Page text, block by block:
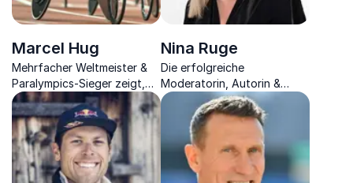
Marcel Hug
Mehrfacher Weltmeister &
Paralympics-Sieger zeigt,
wie man seine Leistung
steigert und so seine Ziele
verfolgt und erreicht
Nina Ruge
Die erfolgreiche
Moderatorin, Autorin &
UNICEF-Botschafterin
erschafft mit Ihnen eine
kraftvolle, innere
Orientierung